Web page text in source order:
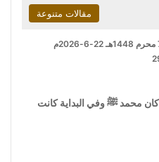
مقالات متنوعة
كان محمد ﷺ وفي البداية كانت